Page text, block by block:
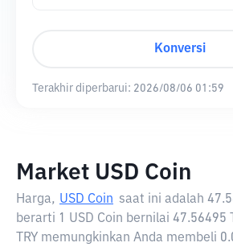
Konversi
Terakhir diperbarui: 2026/08/06 01:59
Market USD Coin
Harga, USD Coin saat ini adalah
berarti 1 USD Coin bernilai 47.56495
TRY memungkinkan Anda membeli